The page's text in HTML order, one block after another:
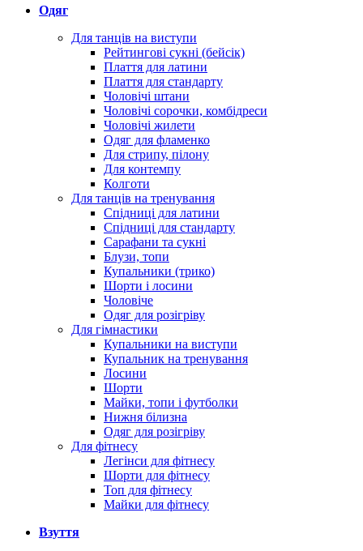
Одяг
Для танців на виступи
Рейтингові сукні (бейсік)
Плаття для латини
Плаття для стандарту
Чоловічі штани
Чоловічі сорочки, комбідреси
Чоловічі жилети
Одяг для фламенко
Для стрипу, пілону
Для контемпу
Колготи
Для танців на тренування
Спідниці для латини
Спідниці для стандарту
Сарафани та сукні
Блузи, топи
Купальники (трико)
Шорти і лосини
Чоловіче
Одяг для розігріву
Для гімнастики
Купальники на виступи
Купальник на тренування
Лосини
Шорти
Майки, топи і футболки
Нижня білизна
Одяг для розігріву
Для фітнесу
Легінси для фітнесу
Шорти для фітнесу
Топ для фітнесу
Майки для фітнесу
Взуття